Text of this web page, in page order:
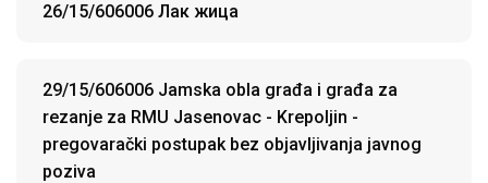
26/15/606006 Лак жица
29/15/606006 Jamska obla građa i građa za
rezanje za RMU Jasenovac - Krepoljin -
pregovarački postupak bez objavljivanja javnog
poziva